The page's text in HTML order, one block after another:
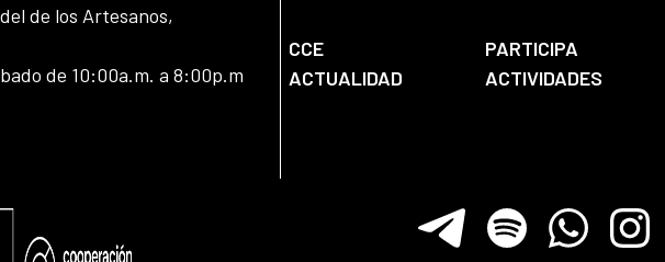
de los Artesanos,
de 10:00a.m. a 8:00p.m
CCE PARTICIPA
ACTUALIDAD
ACTIVIDADES
TelegramSpotify Whatsapp